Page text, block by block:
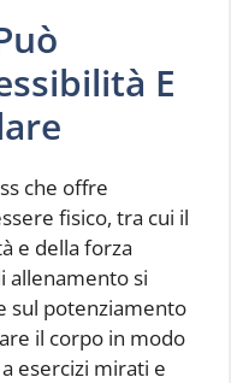
E
che offre
fisico, tra cui il
e della forza
allenamento si
sul potenziamento
il corpo in modo
esercizi mirati e